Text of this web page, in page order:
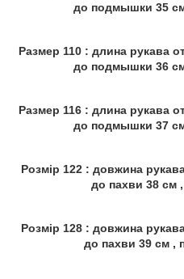
до подмышки 35
Размер 110 : длина рукава
до подмышки 36
Размер 116 : длина рукава
до подмышки 37
Розмір 122 : довжина
до пахви 38 см
Розмір 128 : довжина
до пахви 39 см ,